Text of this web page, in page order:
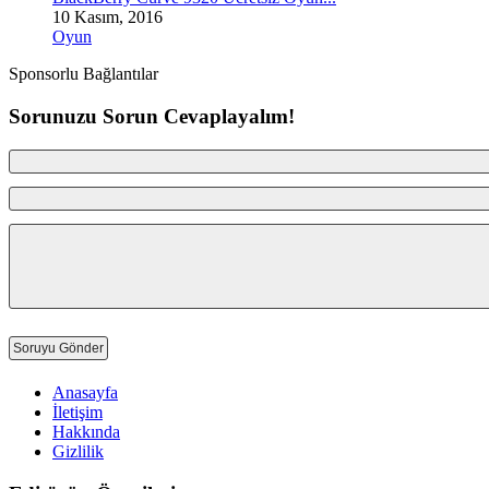
10 Kasım, 2016
Oyun
Sponsorlu Bağlantılar
Sorunuzu Sorun Cevaplayalım!
Anasayfa
İletişim
Hakkında
Gizlilik